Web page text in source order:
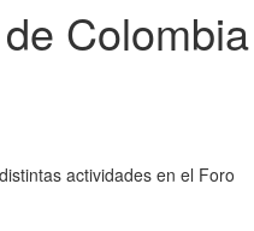
Colombia
actividades en el Foro